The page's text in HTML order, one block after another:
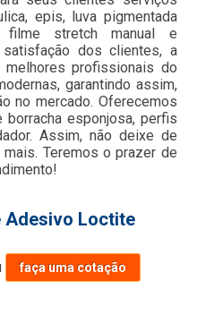
epis, luva pigmentada
filme stretch manual e
dos clientes, a
profissionais do
garantindo assim,
no mercado. Oferecemos
esponjosa, perfis
Assim, não deixe de
Teremos o prazer de
Adesivo Loctite
faça uma cotação